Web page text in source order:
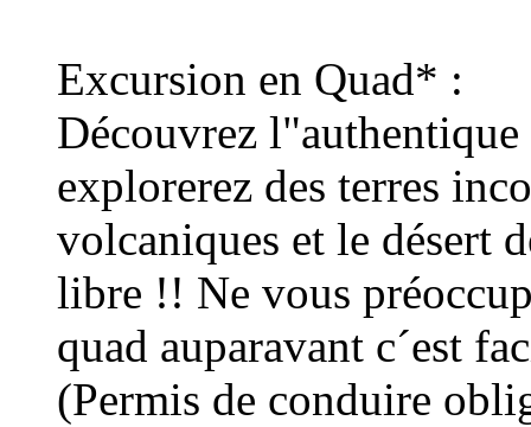
Excursion en Quad* :
Découvrez l"authentique
explorerez des terres
volcaniques et le désert
libre !! Ne vous
quad auparavant c´est
(Permis de conduire